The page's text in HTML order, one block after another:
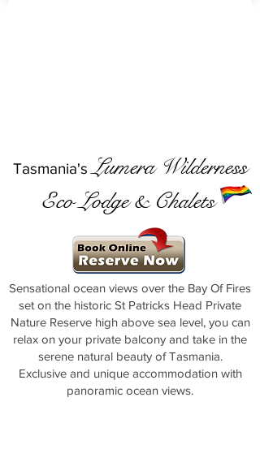
Tasmania's Lumera Wilderness
Eco Lodge & Chalets
Sensational ocean views over the Bay Of Fires
set on the historic St Patricks Head Private
Nature Reserve high above sea level, you can
relax on your private balcony and take in the
serene natural beauty of Tasmania.
​Exclusive and unique accommodation with
panoramic ocean views.